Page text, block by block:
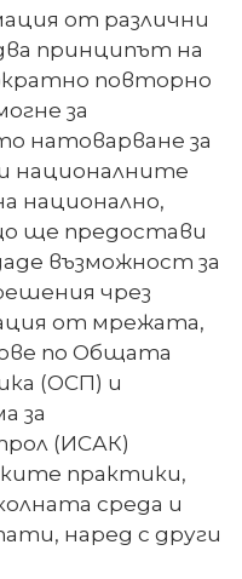
от различни
принципът на
повторно
за
натоварване за
националните
национално,
ще предостави
възможност за
чрез
от мрежата,
по Общата
(ОСП) и
за
(ИСАК)
практики,
среда и
наред с други